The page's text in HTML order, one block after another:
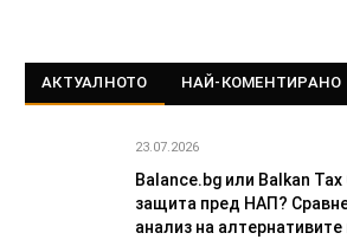
АКТУАЛНОТО НАЙ-КОМЕНТИРАНО
23.07.2026
Balance.bg или Balkan
защита пред НАП?
анализ на алтернативите